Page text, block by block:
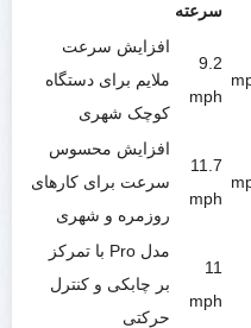
سرعته
9.2
mph
افزایش سرعت
ملایم برای دستگاه
کوچک شهری
11.7
mph
افزایش محسوس
سرعت برای کارهای
روزمره و شهری
11
mph
مدل Pro با تمرکز
بر چابکی و کنترل
حرکتی